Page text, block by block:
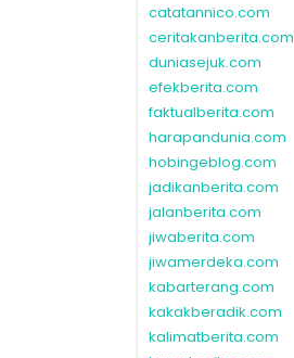
catatannico.com
ceritakanberita.com
duniasejuk.com
efekberita.com
faktualberita.com
harapandunia.com
hobingeblog.com
jadikanberita.com
jalanberita.com
jiwaberita.com
jiwamerdeka.com
kabarterang.com
kakakberadik.com
kalimatberita.com